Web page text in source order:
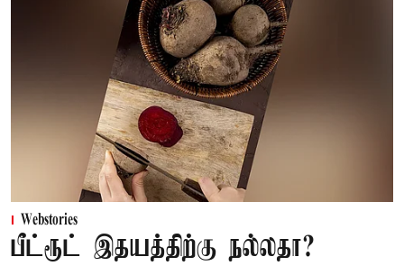
Webstories
பீட்ரூட் இதயத்திற்கு நல்லதா?